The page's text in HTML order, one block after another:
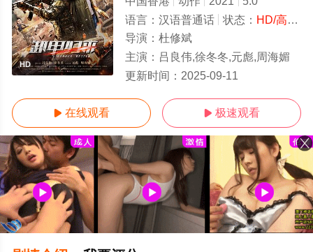
HD
语言： 汉语普通话 状态： HD/高清
导演： 杜修斌
主演： 吕良伟,徐冬冬,元彪,周海媚
更新时间： 2025-09-11
 在线观看  极速观看